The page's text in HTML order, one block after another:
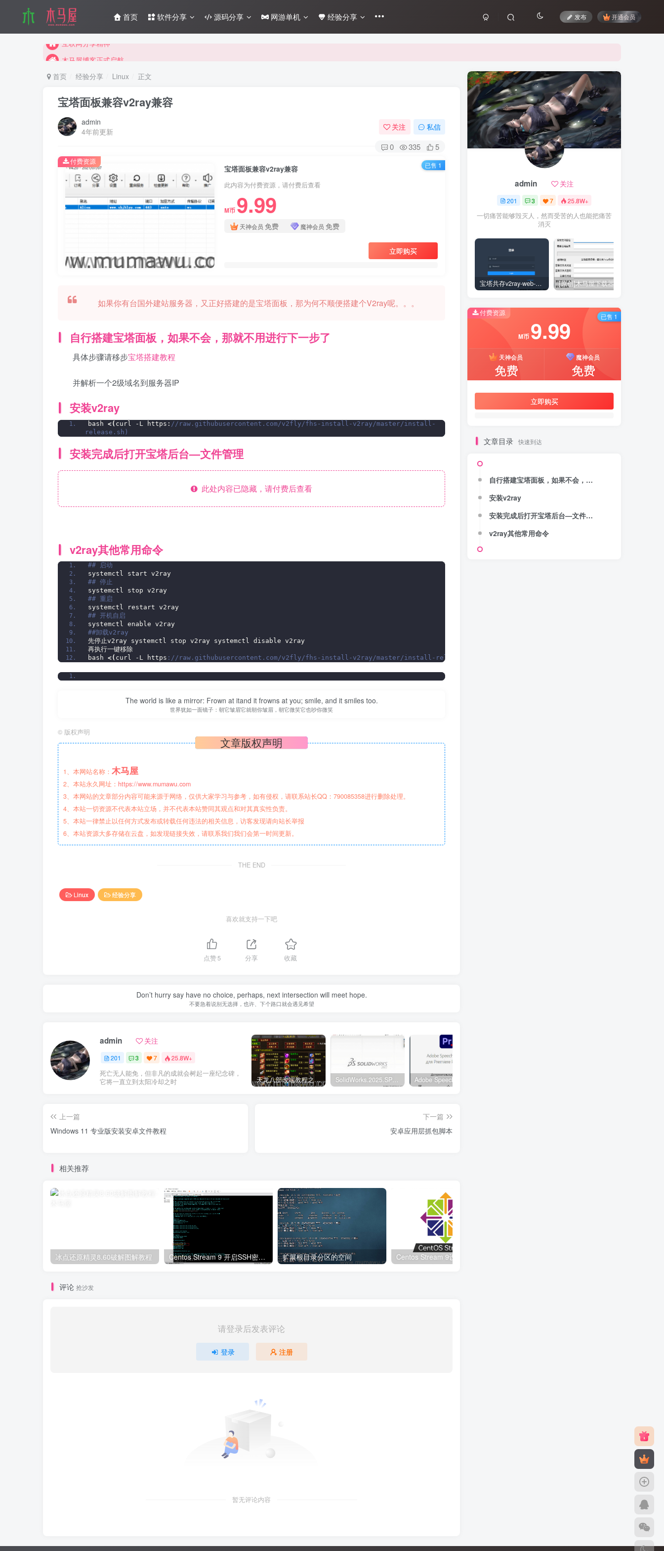
首页 软件分享 源码分享 网游单机 经验分享 发布 开通会员
木马屋博客正式启航
互联网分享精神
首页 经验分享 Linux 正文
宝塔面板兼容v2ray兼容
admin
4年前更新
关注 私信
0 335 5
宝塔面板兼容v2ray兼容
此内容为付费资源，请付费后查看
M币 9.99
天神会员 免费 魔神会员 免费
立即购买
付费资源 已售 1
如果你有台国外建站服务器，又正好搭建的是宝塔面板，那为何不顺便搭建个V2ray呢。。。
自行搭建宝塔面板，如果不会，那就不用进行下一步了
具体步骤请移步宝塔搭建教程
并解析一个2级域名到服务器IP
安装v2ray
bash <( curl -L https: //raw.githubusercontent.com/v2fly/fhs-install-v2ray/master/install-
release.sh)
安装完成后打开宝塔后台—文件管理
此处内容已隐藏，请付费后查看
v2ray其他常用命令
## 启动
systemctl start v2ray
## 停止
systemctl stop v2ray
## 重启
systemctl restart v2ray
## 开机自启
systemctl enable v2ray
##卸载v2ray
先停止v2ray systemctl stop v2ray systemctl disable v2ray
再执行一键移除
bash <( curl -L https ://raw.githubusercontent.com/v2fly/fhs-install-v2ray/master/install-release.sh) --remove
The world is like a mirror: Frown at itand it frowns at you; smile, and it smiles too.
世界犹如一面镜子：朝它皱眉它就朝你皱眉，朝它微笑它也吵你微笑
© 版权声明
文章版权声明
1、本网站名称： 木马屋
2、本站永久网址： https://www.mumawu.com
3、本网站的文章部分内容可能来源于网络，仅供大家学习与参考，如有侵权，请联系站长QQ：790085358进行删除处理。
4、本站一切资源不代表本站立场，并不代表本站赞同其观点和对其真实性负责。
5、本站一律禁止以任何方式发布或转载任何违法的相关信息，访客发现请向站长举报
6、本站资源大多存储在云盘，如发现链接失效，请联系我们我们会第一时间更新。
THE END
Linux 经验分享
喜欢就支持一下吧
点赞5 分享 收藏
Don’t hurry say have no choice, perhaps, next intersection will meet hope.
不要急着说别无选择，也许、下个路口就会遇见希望
admin 关注
201 3 7 25.8W+
死亡无人能免，但非凡的成就会树起一座纪念碑，
它将一直立到太阳冷却之时
天龙八部改端教程之元宝商店修改 SolidWorks.2025.SP5.0中文破解版
上一篇
Windows 11 专业版安装安卓文件教程
下一篇
安卓应用层抓包脚本
相关推荐
冰点还原精灵8.60破解图解教程 Centos Stream 9 开启SSH密码连接 扩展根目录分区的空间 Centos Stream 9设置静态IP
评论 抢沙发
请登录后发表评论
登录 注册
暂无评论内容
admin 关注
201 3 7 25.8W+
一切痛苦能够毁灭人，然而受苦的人也能把痛苦
消灭
宝塔共存v2ray-web-manager [原创]木马屋下载器
付费资源
M币 9.99
天神会员
免费
魔神会员
免费
立即购买
已售 1
文章目录 快速到达
自行搭建宝塔面板，如果不会，那就不用进行下一步了
安装v2ray
安装完成后打开宝塔后台—文件管理
v2ray其他常用命令